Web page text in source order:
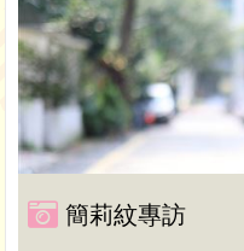
簡莉紋專訪